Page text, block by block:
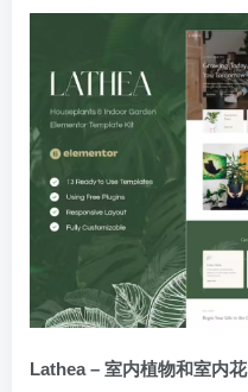
Lathea – 室内植物和室内